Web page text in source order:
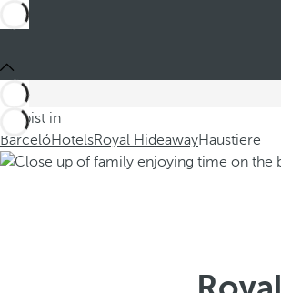
Du bist in
BarcelóHotelsRoyal HideawayHaustiere